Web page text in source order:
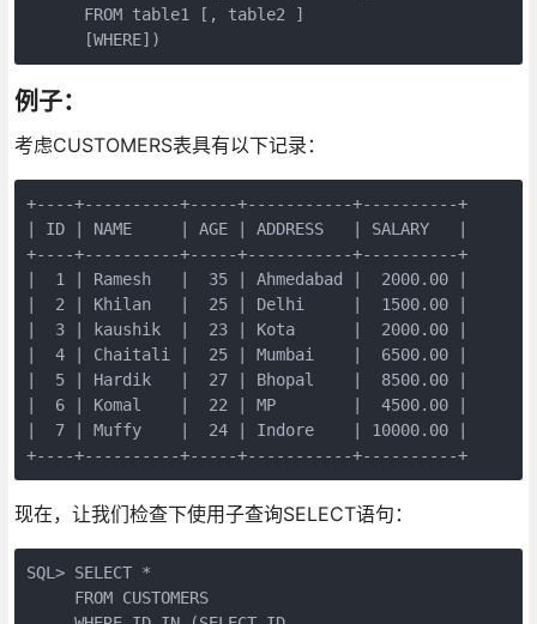
      FROM table1 [, table2 ]
      [WHERE])
例子：
考虑CUSTOMERS表具有以下记录：
+----+----------+-----+-----------+----------+
| ID | NAME     | AGE | ADDRESS   | SALARY   |
+----+----------+-----+-----------+----------+
|  1 | Ramesh   |  35 | Ahmedabad |  2000.00 |
|  2 | Khilan   |  25 | Delhi     |  1500.00 |
|  3 | kaushik  |  23 | Kota      |  2000.00 |
|  4 | Chaitali |  25 | Mumbai    |  6500.00 |
|  5 | Hardik   |  27 | Bhopal    |  8500.00 |
|  6 | Komal    |  22 | MP        |  4500.00 |
|  7 | Muffy    |  24 | Indore    | 10000.00 |
+----+----------+-----+-----------+----------+
现在，让我们检查下使用子查询SELECT语句：
SQL> SELECT *
     FROM CUSTOMERS